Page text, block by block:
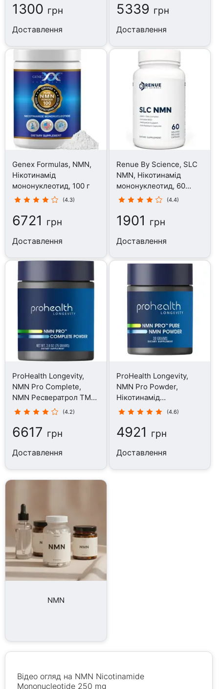
1300 грн
Доставлення
5339 грн
Доставлення
Genex Formulas, NMN,
Нікотинамід
мононуклеотид, 100 г
(4.3)
6721 грн
Доставлення
Renue By Science, SLC
NMN, Нікотинамід
мононуклеотид, 60
капсул
(4.4)
1901 грн
Доставлення
ProHealth Longevity,
NMN Pro Complete,
NMN Ресвератрол TMG,
75 г
(4.2)
6617 грн
Доставлення
ProHealth Longevity,
NMN Pro Powder,
Нікотинамід
мононуклеотид, 30 г
(4.6)
4921 грн
Доставлення
NMN
Відео огляд на NMN Nicotinamide
Mononucleotide 250 mg